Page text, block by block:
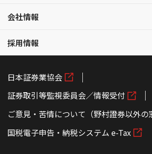
会社情報
採用情報
日本証券業協会
証券取引等監視委員会／情報受付
ご意見・苦情について（野村證券以外の
国税電子申告・納税システム e-Tax